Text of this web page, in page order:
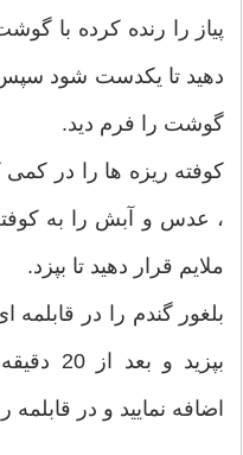
پیاز را رنده کرده با
دهید تا یکدست شود
گوشت را فرم دید.
کوفته ریزه ها را در
، عدس و آبش را به
ملایم قرار دهید تا بپزد.
بلغور گندم را در
بپزید
اضافه نمایید و در قابلمه